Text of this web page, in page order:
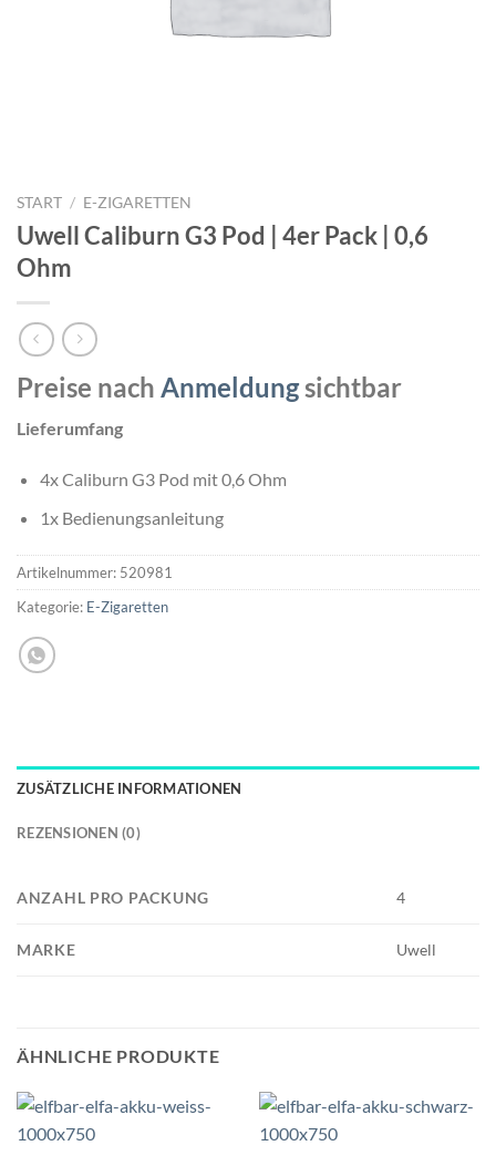
START / E-ZIGARETTEN
Uwell Caliburn G3 Pod | 4er Pack | 0,6
Ohm
Preise nach Anmeldungsichtbar
Lieferumfang
4x Caliburn G3 Pod mit 0,6 Ohm
1x Bedienungsanleitung
Artikelnummer: 520981
Kategorie: E-Zigaretten
ZUSÄTZLICHE INFORMATIONEN
REZENSIONEN (0)
ANZAHL PRO PACKUNG 4
MARKE Uwell
ÄHNLICHE PRODUKTE